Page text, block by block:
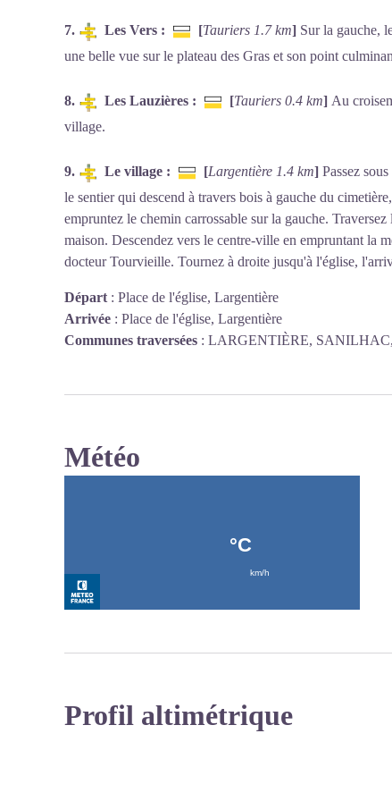
7. Les Vers : [Tauriers 1.7 km]Sur la gauche,
une belle vue sur le plateau des Gras et son point
8. Les Lauzières : [Tauriers 0.4 km] Au
village.
9. Le village : [Largentière 1.4 km] Passez
le sentier qui descend à travers bois à gauche du
empruntez le chemin carrossable sur la gauche.
maison. Descendez vers le centre-ville en empruntant la
docteur Tourvieille. Tournez à droite jusqu'à l'église,
Départ : Place de l'église, Largentière
Arrivée : Place de l'église, Largentière
Communes traversées : LARGENTIÈRE,
Météo
Profil altimétrique